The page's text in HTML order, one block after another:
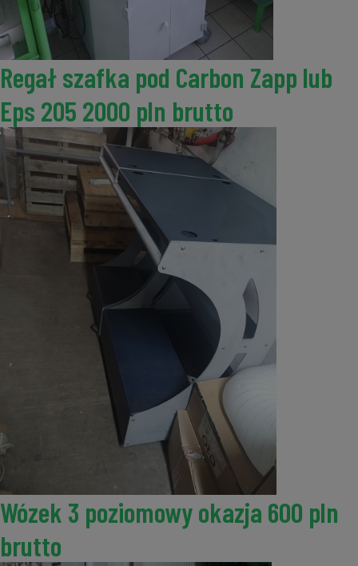
Regał szafka pod Carbon Zapp lub
Eps 205 2000 pln brutto
Wózek 3 poziomowy okazja 600 pln
brutto